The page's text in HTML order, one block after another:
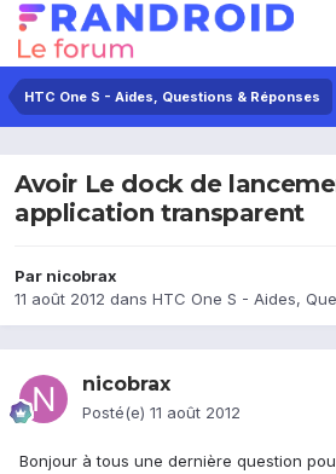
HTC One S - Aides, Questions & Réponses
Avoir Le dock de
application transparent
Par nicobrax
11 août 2012 dans HTC One S - Aides,
nicobrax
Posté(e) 11 août 2012
Bonjour à tous une dernière question